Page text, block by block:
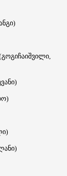
)
გოგიჩაიშვილი,
)
)
)
)